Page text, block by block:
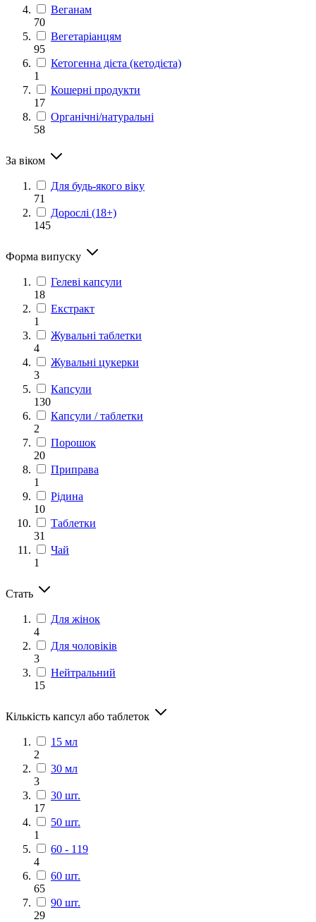
Веганам
70
Вегетаріанцям
95
Кетогенна дієта (кетодієта)
1
Кошерні продукти
17
Органічні/натуральні
58
За віком
Для будь-якого віку
71
Дорослі (18+)
145
Форма випуску
Гелеві капсули
18
Екстракт
1
Жувальні таблетки
4
Жувальні цукерки
3
Капсули
130
Капсули / таблетки
2
Порошок
20
Приправа
1
Рідина
10
Таблетки
31
Чай
1
Стать
Для жінок
4
Для чоловіків
3
Нейтральний
15
Кількість капсул або таблеток
15 мл
2
30 мл
3
30 шт.
17
50 шт.
1
60 - 119
4
60 шт.
65
90 шт.
29